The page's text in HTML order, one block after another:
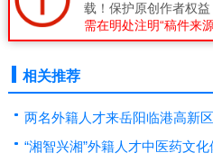
载！保护原创作者权益
需在明处注明“稿件来
相关推荐
两名外籍人才来岳阳临港高新
“湘智兴湘”外籍人才中医药文